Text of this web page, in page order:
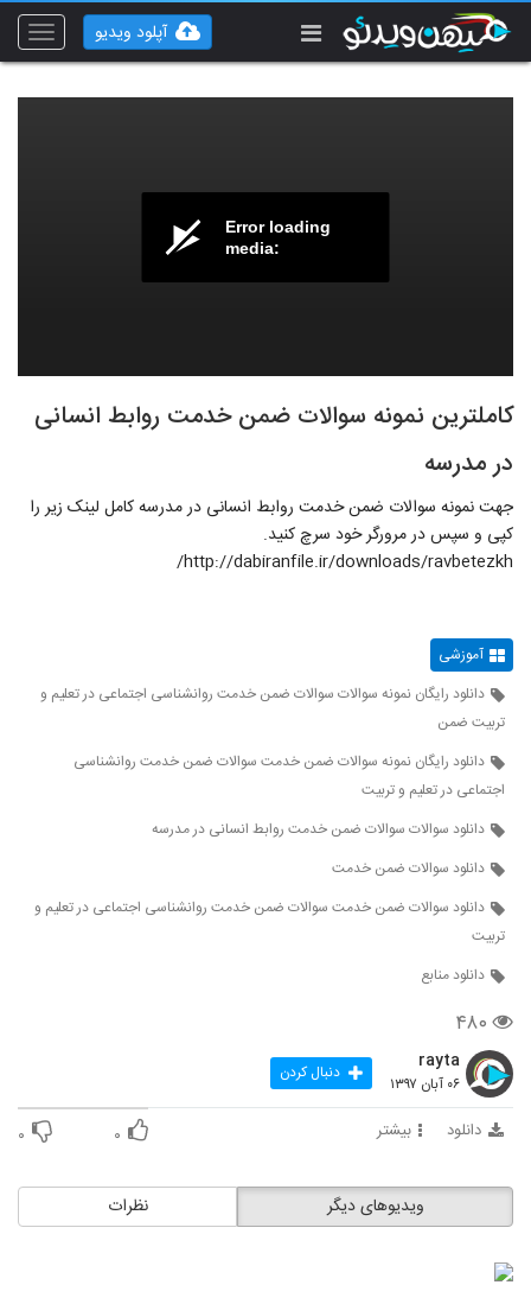
Toggle
آپلود ویدیو
Error loading
media:
کاملترین نمونه سوالات ضمن خدمت روابط انسانی
در مدرسه
جهت نمونه سوالات ضمن خدمت روابط انسانی در مدرسه کامل لینک زیر را
کپی و سپس در مرورگر خود سرچ کنید.
http://dabiranfile.ir/downloads/ravbetezkh/
آموزشی
دانلود رایگان نمونه سوالات سوالات ضمن خدمت روانشناسی اجتماعی در تعلیم و
تربیت ضمن
دانلود رایگان نمونه سوالات ضمن خدمت سوالات ضمن خدمت روانشناسی
اجتماعی در تعلیم و تربیت
دانلود سوالات سوالات ضمن خدمت روابط انسانی در مدرسه
دانلود سوالات ضمن خدمت
دانلود سوالات ضمن خدمت سوالات ضمن خدمت روانشناسی اجتماعی در تعلیم و
تربیت
دانلود منابع
۴۸۰
rayta
۰۶ آبان ۱۳۹۷ دنبال کردن
دانلود بیشتر ۰ ۰
نظرات ویدیوهای دیگر